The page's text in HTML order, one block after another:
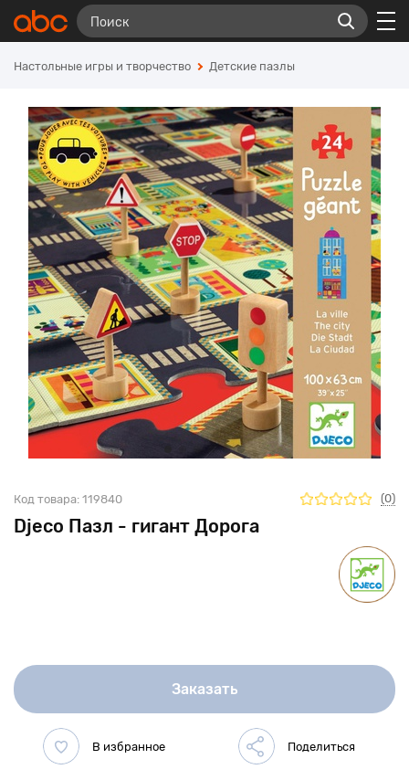
Настольные игры и творчество Детские пазлы
Djeco Пазл - гигант Дорога
Код товара: 119840 (0)
Заказать